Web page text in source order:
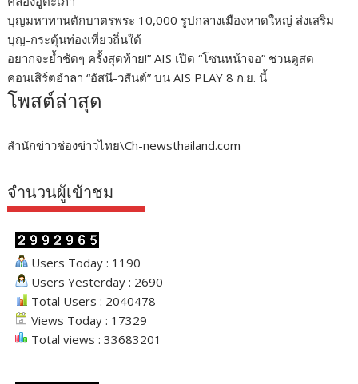
บุญมหาทานตักบาตรพระ 10,000 รูปกลางเมืองหาดใหญ่ ส่งเสริม
บุญ-กระตุ้นท่องเที่ยวถิ่นใต้
อยากจะย้ำชัดๆ ครั้งสุดท้าย!” AIS เปิด “โซนหน้าจอ” ชวนดูสด
คอนเสิร์ตอำลา “อัสนี-วสันต์” บน AIS PLAY 8 ก.ย. นี้
โพสต์ล่าสุด
สำนักข่าวช่องข่าวไทย\Ch-newsthailand.com
จำนวนผู้เข้าชม
Users Today : 1190
Users Yesterday : 2690
Total Users : 2040478
Views Today : 17329
Total views : 33683201